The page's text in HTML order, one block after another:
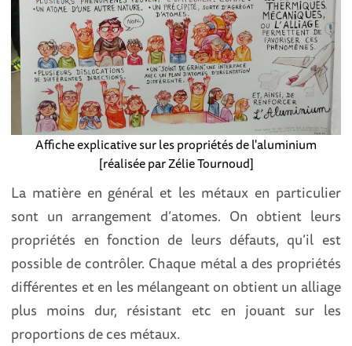
Affiche explicative sur les propriétés de l'aluminium
[réalisée par Zélie Tournoud]
La matière en général et les métaux en particulier
sont un arrangement d’atomes. On obtient leurs
propriétés en fonction de leurs défauts, qu’il est
possible de contrôler. Chaque métal a des propriétés
différentes et en les mélangeant on obtient un alliage
plus moins dur, résistant etc en jouant sur les
proportions de ces métaux.